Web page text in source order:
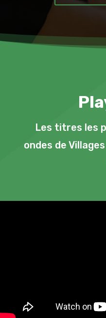
Les titres les
ondes de